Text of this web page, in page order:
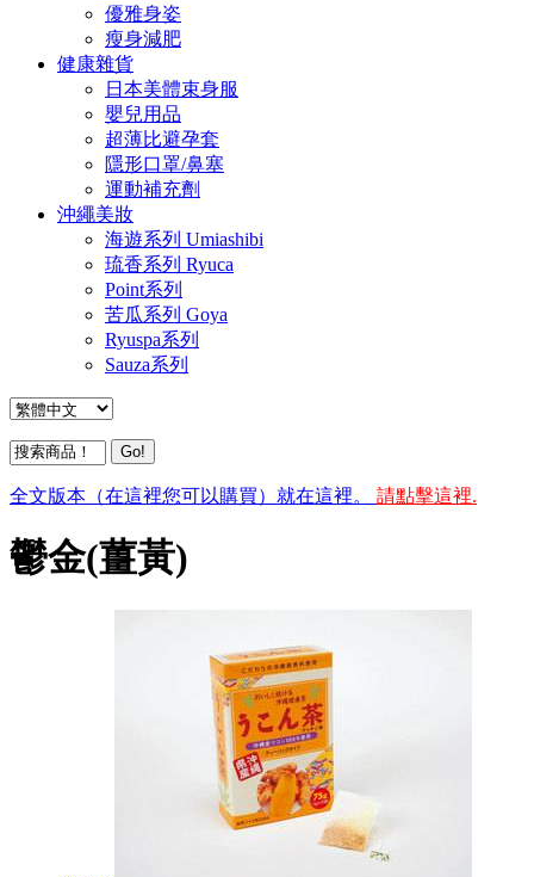
優雅身姿
瘦身減肥
健康雜貨
日本美體束身服
嬰兒用品
超薄比避孕套
隱形口罩/鼻塞
運動補充劑
沖繩美妝
海遊系列 Umiashibi
琉香系列 Ryuca
Point系列
苦瓜系列 Goya
Ryuspa系列
Sauza系列
全文版本（在這裡您可以購買）就在這裡。 請點擊這裡.
鬱金(薑黃)